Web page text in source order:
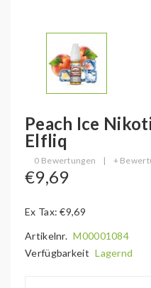
Peach Ice
Elfliq
0 Bewertungen | +
€9,69
Ex Tax: €9,69
Artikelnr. M00001084
Verfügbarkeit Lagernd